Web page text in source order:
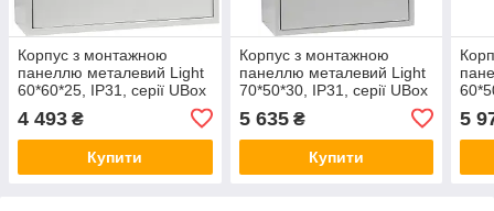
Корпус з монтажною
панеллю металевий Light
60*60*25, IP31, серії UBox
4 493 ₴
Купити
Корпус з монтажною
панеллю металевий Light
70*50*30, IP31, серії UBox
5 635₴
Купити
5